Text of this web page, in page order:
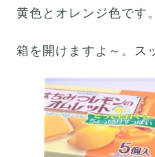
黄色とオレンジ色です。
箱を開けますよ～。ス